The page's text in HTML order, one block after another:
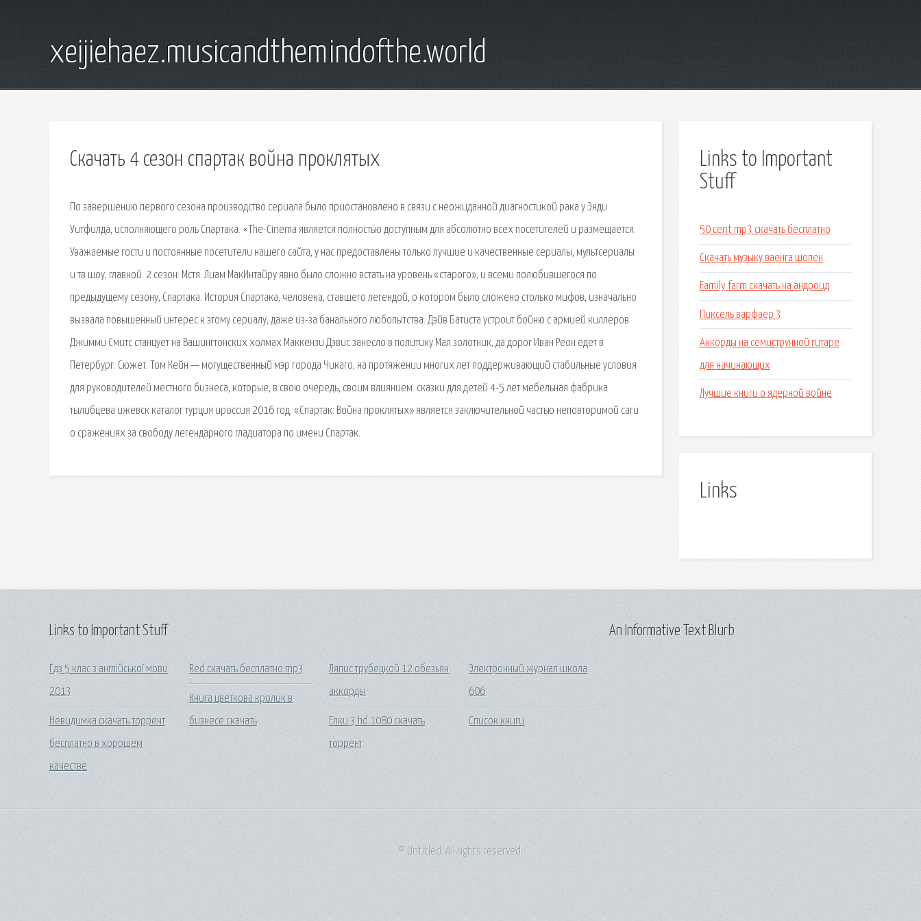
xeijiehaez.musicandthemindofthe.world
Скачать 4 сезон спартак война проклятых
По завершению первого сезона производство сериала было приостановлено в связи с неожиданной диагностикой рака у Энди
Уитфилда, исполняющего роль Спартака. ×The-Cinema является полностью доступным для абсолютно всех посетителей и размещается.
Уважаемые гости и постоянные посетители нашего сайта, у нас предоставлены только лучшие и качественные сериалы, мультсериалы
и тв шоу, главной. 2 сезон: Мстя. Лиам МакИнтайру явно было сложно встать на уровень «старого», и всеми полюбившегося по
предыдущему сезону, Спартака. История Спартака, человека, ставшего легендой, о котором было сложено столько мифов, изначально
вызвала повышенный интерес к этому сериалу, даже из-за банального любопытства. Дэйв Батиста устроит бойню с армией киллеров
Джимми Смитс станцует на Вашингтонских холмах Маккензи Дэвис занесло в политику Мал золотник, да дорог Иван Реон едет в
Петербург. Сюжет. Том Кейн — могущественный мэр города Чикаго, на протяжении многих лет поддерживающий стабильные условия
для руководителей местного бизнеса, которые, в свою очередь, своим влиянием. сказки для детей 4-5 лет мебельная фабрика
тылибцева ижевск каталог турция ироссия 2016 год. «Спартак: Война проклятых» является заключительной частью неповторимой саги
о сражениях за свободу легендарного гладиатора по имени Спартак.
Links to Important
Stuff
50 cent mp3 скачать бесплатно
Скачать музыку ваенга шопен
Family farm скачать на андроид
Пиксель варфаер 3
Аккорды на семиструнной гитаре
для начинающих
Лучшие книги о ядерной войне
Links
Links to Important Stuff
Гдз 5 клас з англійської мови
2013
Невидимка скачать торрент
бесплатно в хорошем
качестве
Red скачать бесплатно mp3
Книга цветкова кролик в
бизнесе скачать
Ляпис трубецкой 12 обезьян
аккорды
Елки 3 hd 1080 скачать
торрент
Электронный журнал школа
606
Список книги
An Informative Text Blurb
© Untitled. All rights reserved.